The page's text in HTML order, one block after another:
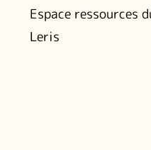
Espace ressources
Leris